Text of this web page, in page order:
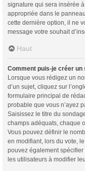
signature qui sera insérée
appropriée dans le
cette dernière option, il ne
message votre souhait
Haut
Comment puis-je créer un
Lorsque vous rédigez un
d’un sujet, cliquez sur
formulaire principal de
probable que vous n’ayez
Saisissez le titre du
champs adéquats, chaque
Vous pouvez définir le
en modifiant, lors du vote,
pouvez également
les utilisateurs à modifier